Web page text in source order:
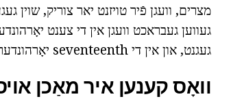
מצרים, וועגן פֿיר טויזנט יאר צוריק, שוין
געווען געבראכט וועגן אין די צענט
געגנט, און אין די seventeenth יאָרהונדערט - אין די צענטראל געגנטן.
וואָס קענען איר מאַכן